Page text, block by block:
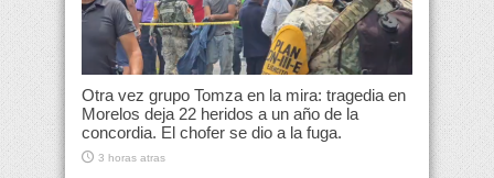
Otra vez grupo Tomza en la mira: tragedia en
Morelos deja 22 heridos a un año de la
concordia. El chofer se dio a la fuga.
3 horas atras